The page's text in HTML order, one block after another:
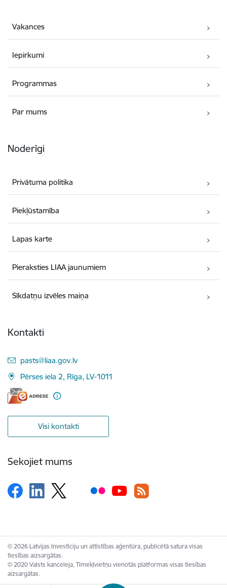
Vakances
Iepirkumi
Programmas
Par mums
Noderīgi
Privātuma politika
Piekļūstamība
Lapas karte
Pieraksties LIAA jaunumiem
Sīkdatņu izvēles maiņa
Kontakti
E-pasts:
pasts@liaa.gov.lv
Pērses iela 2, Rīga, LV-1011
Visi kontakti
Sekojiet mums
© 2026 Latvijas Investīciju un attīstības aģentūra, publicētā satura visas
tiesības aizsargātas.
© 2020 Valsts kanceleja, Tīmekļvietņu vienotās platformas visas tiesības
aizsargātas.